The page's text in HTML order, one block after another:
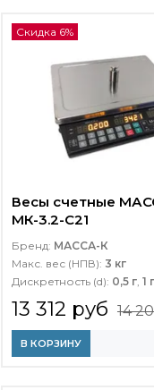
Скидка 6%
Весы счетные
МК-3.2-C21
Бренд: МАССА-К
Макс. вес (НПВ): 3 кг
Дискретность (d): 0,5 г, 1 г
13 312 руб 14
В КОРЗИНУ